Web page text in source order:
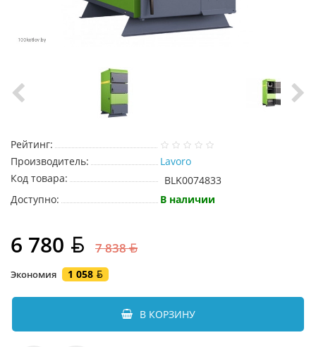
Рейтинг:
Производитель:
Lavoro
Код товара:
BLK0074833
Доступно:
В наличии
6 780 7 838
Экономия 1 058
В КОРЗИНУ